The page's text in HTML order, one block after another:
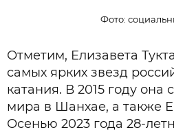
Фото:
Отметим, Елизавета
самых ярких звезд
катания. В 2015 году она
мира в Шанхае, а также
Осенью 2023 года 28-